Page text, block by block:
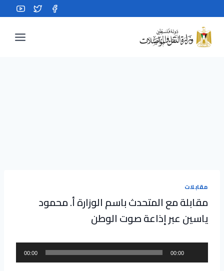
to
content
مقابلات
مقابلة مع المتحدث باسم الوزارة أ. محمود
ياسين عبر إذاعة صوت الوطن
ش
00:00
00:00